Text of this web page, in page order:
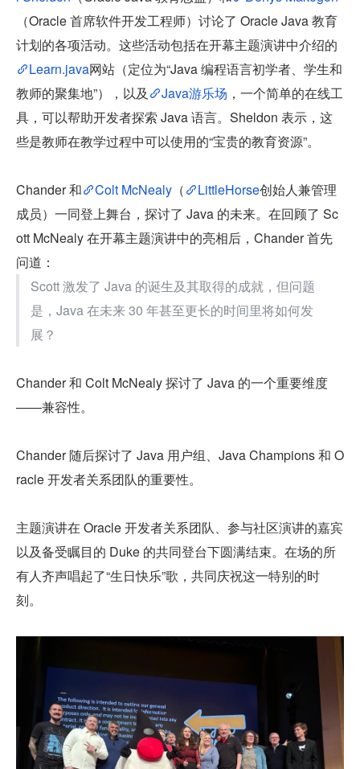
（Oracle 首席软件开发工程师）讨论了 Oracle Java 教育
计划的各项活动。这些活动包括在开幕主题演讲中介绍的
Learn.java网站（定位为“Java 编程语言初学者、学生和
教师的聚集地”），以及
Java游乐场 ，一个简单的在线工
具，可以帮助开发者探索 Java 语言。Sheldon 表示，这
些是教师在教学过程中可以使用的“宝贵的教育资源”。
Chander 和 Colt McNealy （ LittleHorse创始人兼管理
成员）一同登上舞台，探讨了 Java 的未来。在回顾了 Sc
ott McNealy 在开幕主题演讲中的亮相后，Chander 首先
问道：
Scott 激发了 Java 的诞生及其取得的成就，但问题
是，Java 在未来 30 年甚至更长的时间里将如何发
展？
Chander 和 Colt McNealy 探讨了 Java 的一个重要维度
——兼容性。
Chander 随后探讨了 Java 用户组、Java Champions 和 O
racle 开发者关系团队的重要性。
主题演讲在 Oracle 开发者关系团队、参与社区演讲的嘉宾
以及备受瞩目的 Duke 的共同登台下圆满结束。在场的所
有人齐声唱起了“生日快乐”歌，共同庆祝这一特别的时
刻。